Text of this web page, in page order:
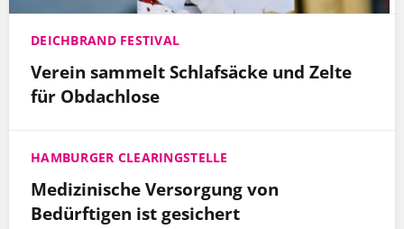
DEICHBRAND FESTIVAL
Verein sammelt Schlafsäcke und Zelte
für Obdachlose
HAMBURGER CLEARINGSTELLE
Medizinische Versorgung von
Bedürftigen ist gesichert